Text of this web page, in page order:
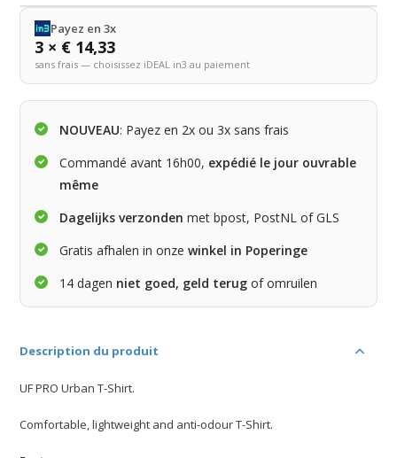
Payez en 3x
3 × € 14,33
sans frais — choisissez iDEAL in3 au paiement
NOUVEAU: Payez en 2x ou 3x sans frais
Commandé avant 16h00, expédié le jour ouvrable
même
Dagelijks verzonden met bpost, PostNL of GLS
Gratis afhalen in onzewinkel in Poperinge
14 dagen niet goed, geld terug of omruilen
Description du produit
UF PRO Urban T-Shirt.
Comfortable, lightweight and anti-odour T-Shirt.